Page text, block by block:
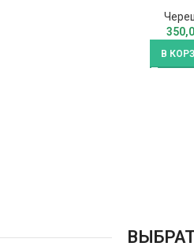
В